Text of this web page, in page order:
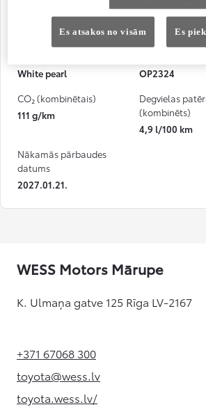
Piedziņa
Priekšējo riteņu piedziņa
Jauda
90 kW (122
White pearl
OP2324
CO₂ (kombinētais)
111 g/km
Degvielas
(kombinēts)
4,9 l/100 km
Nākamās pārbaudes
datums
2027.01.21.
WESS Motors Mārupe
K. Ulmaņa gatve 125 Rīga LV-2167
+371 67068 300(Opens in new tab)
toyota@wess.lv(Opens in new tab)
toyota.wess.lv/(Opens in new tab)
Es atsakos no visām Es